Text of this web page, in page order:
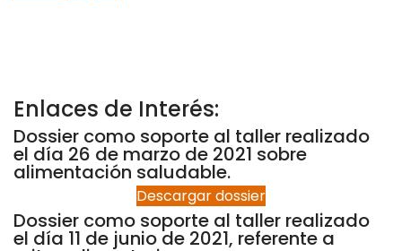
Enlaces de Interés:
Dossier como soporte al taller realizado
el día 26 de marzo de 2021 sobre
alimentación saludable.
Descargar dossier
Dossier como soporte al taller realizado
el día 11 de junio de 2021, referente a